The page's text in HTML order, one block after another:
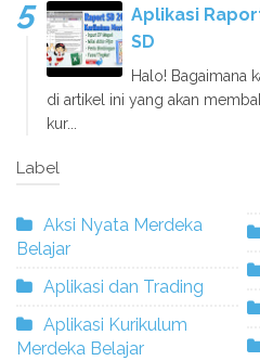
Aplikasi
SD
Halo! Bagaimana
di artikel ini yang akan
kur...
Label
Aksi Nyata Merdeka
Belajar
Aplikasi dan Trading
Aplikasi Kurikulum
Merdeka Belajar